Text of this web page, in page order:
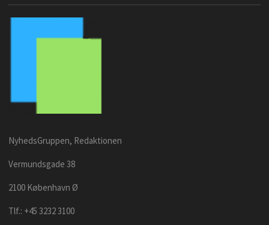
NyhedsGruppen, Redaktionen
Vermundsgade 38
2100 København Ø
Tlf.: +45 3232 3100